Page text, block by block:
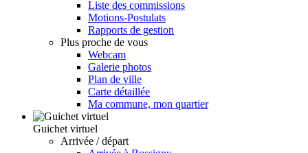
Liste des commissions
Motions-Postulats
Rapports de gestion
Plus proche de vous
Webcam
Galerie photos
Plan de ville
Carte détaillée
Ma commune, mon quartier
Guichet virtuel
Arrivée / départ